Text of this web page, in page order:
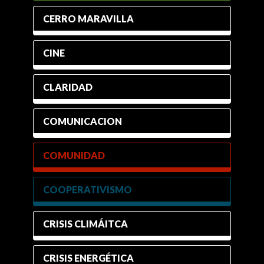
CERRO MARAVILLA
CINE
CLARIDAD
COMUNICACION
COMUNIDAD
COOPERATIVISMO
CRISIS CLIMÁITCA
CRISIS ENERGÉTICA